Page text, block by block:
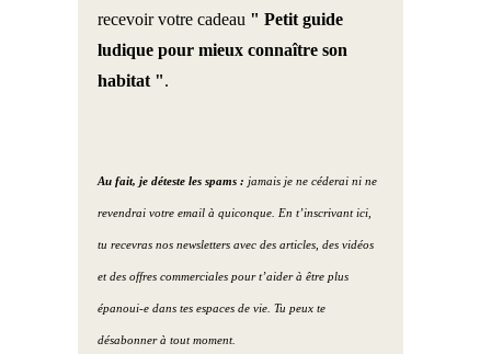
recevoir votre cadeau " Petit guide
ludique pour mieux connaître son
habitat ".
Au fait, je déteste les spams : jamais je ne céderai ni ne
revendrai votre email à quiconque. En t’inscrivant ici,
tu recevras nos newsletters avec des articles, des vidéos
et des offres commerciales pour t’aider à être plus
épanoui-e dans tes espaces de vie. Tu peux te
désabonner à tout moment.